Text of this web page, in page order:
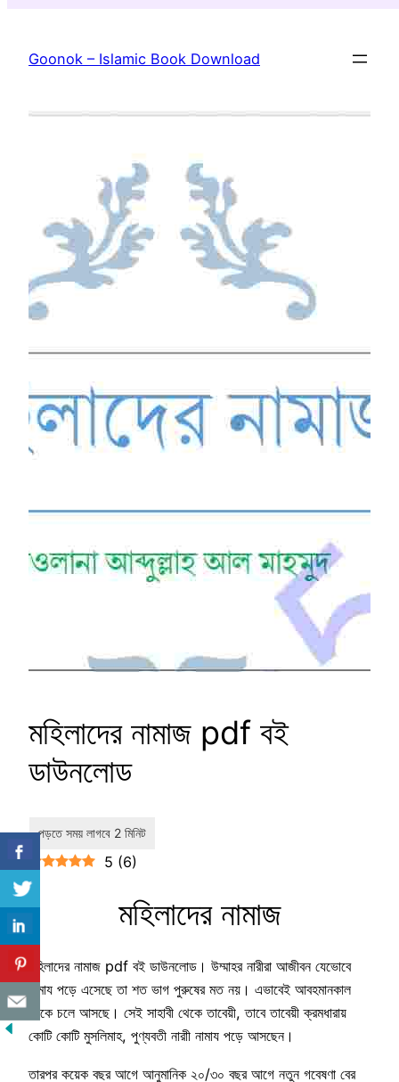
content
Goonok – Islamic Book Download
মহিলাদের নামাজ pdf বই
ডাউনলোড
5 (6)
মহিলাদের নামাজ
মহিলাদের নামাজ pdf বই ডাউনলোড। উম্মাহর নারীরা আজীবন যেভোবে
নামায পড়ে এসেছে তা শত ভাগ পুরুষের মত নয়। এভাবেই আবহমানকাল
থেকে চলে আসছে। সেই সাহাবী থেকে তাবেয়ী, তাবে তাবেয়ী ক্রমধারায়
কোটি কোটি মুসলিমাহ, পুণ্যবতী নারাী নামায পড়ে আসছেন।
তারপর কয়েক বছর আগে আনুমানিক ২০/৩০ বছর আগে নতুন গবেষণা বের